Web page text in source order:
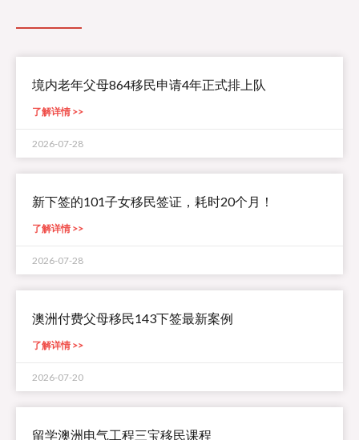
境内老年父母864移民申请4年正式排上队
了解详情 >>
2026-07-28
新下签的101子女移民签证，耗时20个月！
了解详情 >>
2026-07-28
澳洲付费父母移民143下签最新案例
了解详情 >>
2026-07-20
留学澳洲电气工程三宝移民课程